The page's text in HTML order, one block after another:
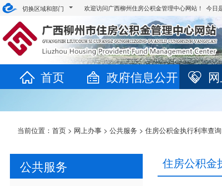
切换区域和部门 欢迎访问广西柳州住房公积金管理中心网站！ 今日
首页 政府信息公开
当前位置： 首页 > 网上办事 > 公共服务 > 住房公积金执行利率查询
公共服务 住房公积金